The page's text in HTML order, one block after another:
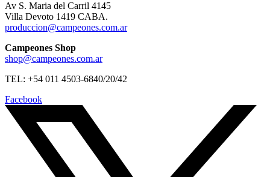
Av S. Maria del Carril 4145
Villa Devoto 1419 CABA.
produccion@campeones.com.ar
Campeones Shop
shop@campeones.com.ar
TEL: +54 011 4503-6840/20/42
Facebook